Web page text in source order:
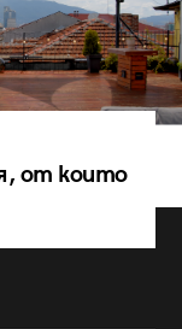
от които